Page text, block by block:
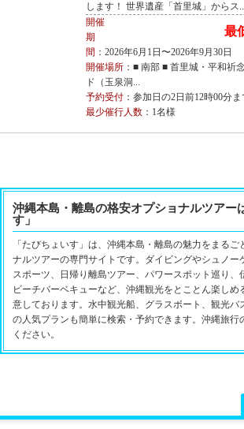
します！ 世界遺産「首里城」からス
最
開催
期
間 ：2026年6月1日〜2026年9月30日
開催場所：■ 南部 ■ 首里城・平和祈
ド（玉泉洞...
予約受付：参加日の2日前12時00分ま
最少催行人数：1名様
沖縄本島・離島の格安オプショナルツアー
す」
「たびちょいす」は、沖縄本島・離島の魅力をまるご
ナルツアーの専門サイトです。ダイビングやシュノー
スポーツ、日帰り離島ツアー、パワースポット巡り、
ビーチバーベキューなど、沖縄観光をとことん楽しめ
意しております。水中観光船、グラスボート、観光バ
の人気プランも簡単に検索・予約できます。沖縄旅行
ください。